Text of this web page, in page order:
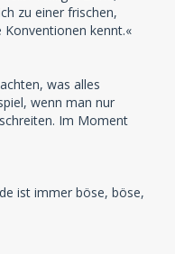
zu einer frischen,
Konventionen kennt.«
was alles
wenn man nur
Im Moment
ist immer böse, böse,